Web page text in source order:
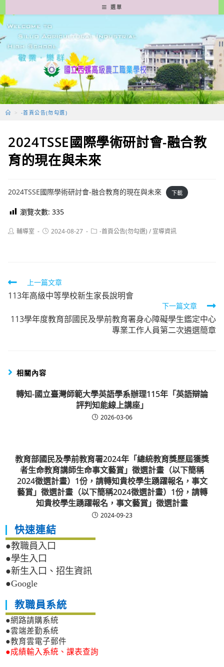
轉
至
要
容
選單
> -首頁公告(勿勾選)
2024TSSE國際學術研討會-融合教
育的現在與未來
2024TSSE國際學術研討會-融合教育的現在與未來 下載
瀏覽次數: 335
Post輔導室
Post2024-08-27
Post-首頁公告(勿勾選) / 宣導資訊
Read
more
articles
上一篇文章
113年高級中等學校新生家長說明會
下一篇文章
113學年度教育部國民及學前教育署身心障礙學生鑑定中心
專業工作人員第二次遴選簡章
相關內容
轉知-國立臺灣師範大學英語學系辦理115年「英語辯論
評判知能線上講座」
2026-03-06
教育部國民及學前教育署2024年「總統教育獎歷屆獲獎
者生命教育講師生命事文藝賞」徵選計畫（以下簡稱
2024徵選計畫）1份，請轉知貴校學生踴躍報名，事文
藝賞」徵選計畫（以下簡稱2024徵選計畫）1份，請轉
知貴校學生踴躍報名，事文藝賞」徵選計畫
2024-09-23
快速連結
●教職員入口
●學生入口
●新生入口、招生資訊
●Google
教職員系統
●網路請購系統
●雲端差勤系統
●教育雲電子郵件
●成績輸入系統、課表查詢